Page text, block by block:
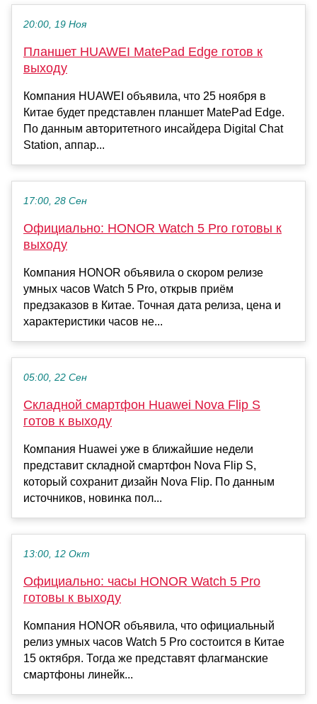
20:00, 19 Ноя
Планшет HUAWEI MatePad Edge готов к
выходу
Компания HUAWEI объявила, что 25 ноября в
Китае будет представлен планшет MatePad Edge.
По данным авторитетного инсайдера Digital Chat
Station, аппар...
17:00, 28 Сен
Официально: HONOR Watch 5 Pro готовы к
выходу
Компания HONOR объявила о скором релизе
умных часов Watch 5 Pro, открыв приём
предзаказов в Китае. Точная дата релиза, цена и
характеристики часов не...
05:00, 22 Сен
Складной смартфон Huawei Nova Flip S
готов к выходу
Компания Huawei уже в ближайшие недели
представит складной смартфон Nova Flip S,
который сохранит дизайн Nova Flip. По данным
источников, новинка пол...
13:00, 12 Окт
Официально: часы HONOR Watch 5 Pro
готовы к выходу
Компания HONOR объявила, что официальный
релиз умных часов Watch 5 Pro состоится в Китае
15 октября. Тогда же представят флагманские
смартфоны линейк...